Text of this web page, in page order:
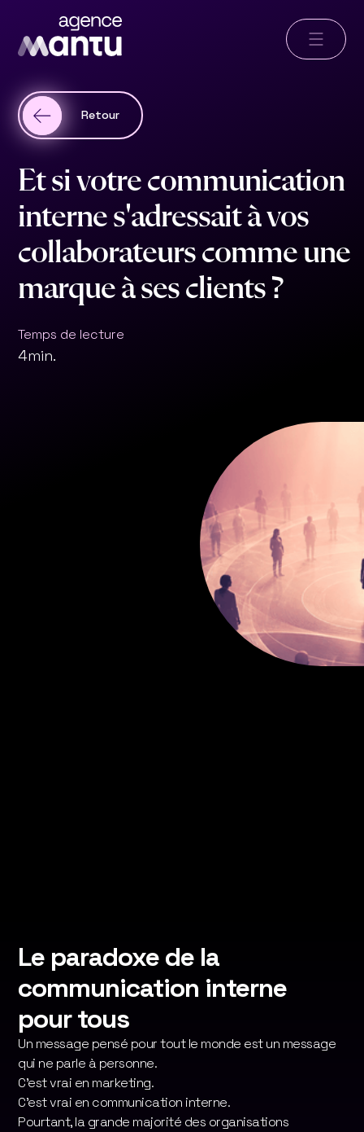
Retour
Etsi votre communication
interne s'adressaitàvos
collaborateurs comme une
marque àses clients ?
Temps de lecture
4min.
Le paradoxe de la
communication interne
pour tous
Un message pensé pour tout le monde est un message
qui ne parle à personne.
C'est vrai en marketing.
C'est vrai en communication interne.
Pourtant, la grande majorité des organisations